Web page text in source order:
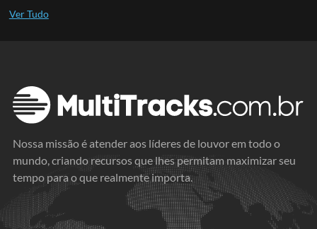
Nossa missão é atender aos líderes de louvor em todo o
mundo, criando recursos que lhes permitam maximizar seu
tempo para o que realmente importa.